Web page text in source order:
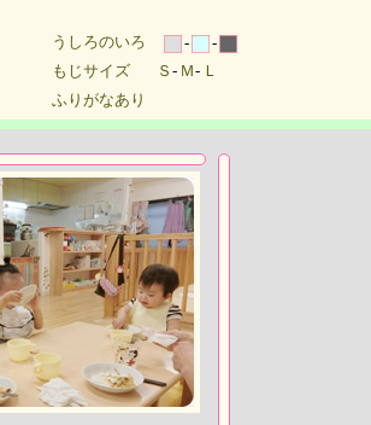
うしろのいろ -
-
もじサイズ
Ｓ - Ｍ- Ｌ
ふりがなあり